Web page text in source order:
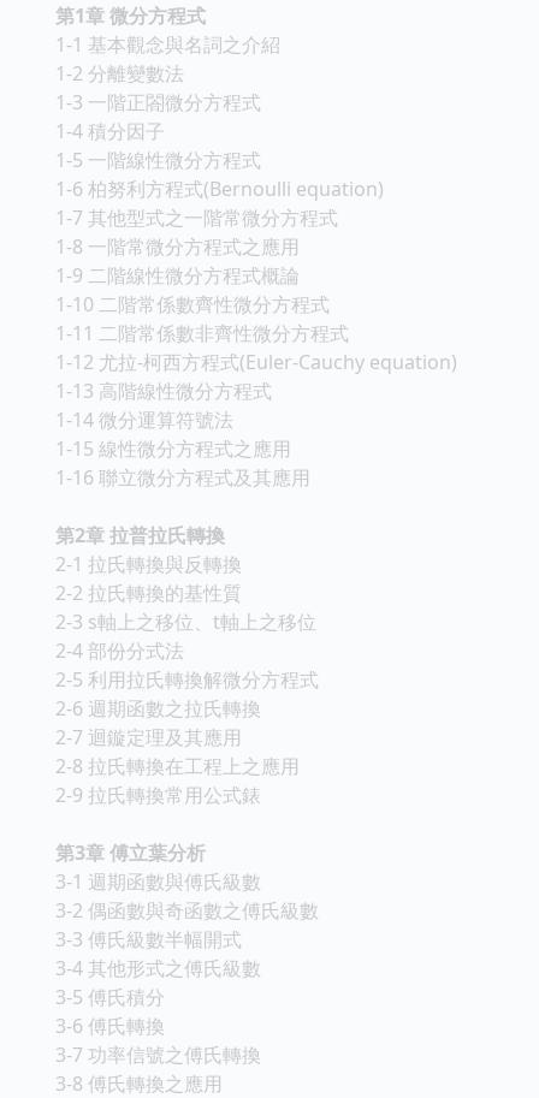
第1章 微分方程式
1-1 基本觀念與名詞之介紹
1-2 分離變數法
1-3 一階正閤微分方程式
1-4 積分因子
1-5 一階線性微分方程式
1-6 柏努利方程式(Bernoulli equation)
1-7 其他型式之一階常微分方程式
1-8 一階常微分方程式之應用
1-9 二階線性微分方程式概論
1-10 二階常係數齊性微分方程式
1-11 二階常係數非齊性微分方程式
1-12 尤拉-柯西方程式(Euler-Cauchy equation)
1-13 高階線性微分方程式
1-14 微分運算符號法
1-15 線性微分方程式之應用
1-16 聯立微分方程式及其應用
第2章 拉普拉氏轉換
2-1 拉氏轉換與反轉換
2-2 拉氏轉換的基性質
2-3 s軸上之移位、t軸上之移位
2-4 部份分式法
2-5 利用拉氏轉換解微分方程式
2-6 週期函數之拉氏轉換
2-7 迴鏇定理及其應用
2-8 拉氏轉換在工程上之應用
2-9 拉氏轉換常用公式錶
第3章 傅立葉分析
3-1 週期函數與傅氏級數
3-2 偶函數與奇函數之傅氏級數
3-3 傅氏級數半幅開式
3-4 其他形式之傅氏級數
3-5 傅氏積分
3-6 傅氏轉換
3-7 功率信號之傅氏轉換
3-8 傅氏轉換之應用